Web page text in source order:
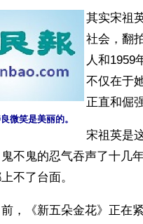
微笑是美丽的。
其实宋祖
社会，翻
人和1959
不仅在于
正直和倔
宋祖英是
不鬼的忍气吞声了十几
不了台面。
，《新五朵金花》正在